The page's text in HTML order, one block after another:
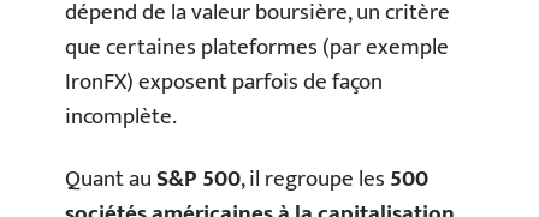
dépend de la valeur boursière, un critère
que certaines plateformes (par exemple
IronFX) exposent parfois de façon
incomplète.
Quant auS&P 500, il regroupe les500